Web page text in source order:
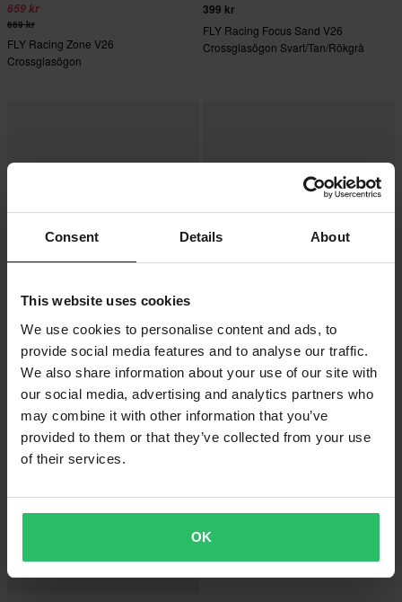
Consent Details About
This website uses cookies
We use cookies to personalise content and ads, to
provide social media features and to analyse our traffic.
We also share information about your use of our site with
our social media, advertising and analytics partners who
may combine it with other information that you’ve
provided to them or that they’ve collected from your use
of their services.
OK
659 kr
669 kr
FLY Racing Zone V26
Crossglasögon
399 kr
FLY Racing Focus Sand V26
Crossglasögon Svart/Tan/Rökgrå
369 kr
FLY Racing Focus V26
Crossglasögon Röd/Svart/Klar
FLY Racing Focus V26
Crossglasögon Blå/Svart/Klar